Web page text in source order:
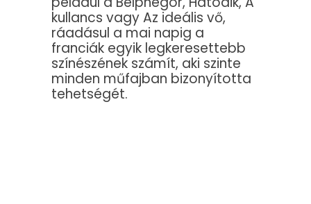
kullancs vagy Az ideális vő,
ráadásul a mai napig a
franciák egyik legkeresettebb
színészének számít, aki szinte
minden műfajban bizonyította
tehetségét.